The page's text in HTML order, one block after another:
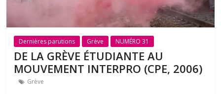
Dernières parutions Grève NUMÉRO 31
DE LA GRÈVE ÉTUDIANTE AU
MOUVEMENT INTERPRO (CPE, 2006)
Grève